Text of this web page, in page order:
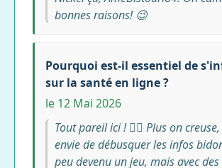
bonnes raisons! 😉
Pourquoi est-il essentiel de
sur la santé en ligne ?
le 12 Mai 2026
Tout pareil ici ! 🕵️‍♀️ Plus on
envie de débusquer les infos
peu devenu un jeu, mais avec